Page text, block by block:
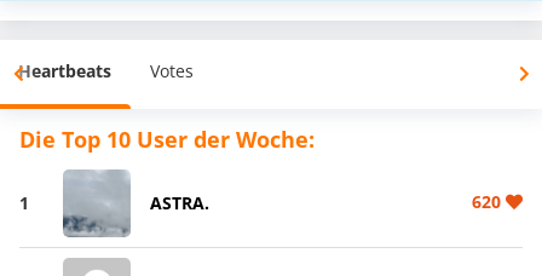
Heartbeats Votes
Die Top 10 User der Woche:
1 ASTRA. 620